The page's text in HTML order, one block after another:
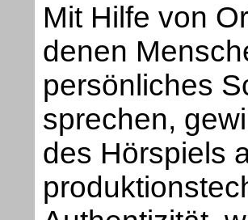
Mit Hilfe von
denen
persönliches
sprechen,
des Hörspiels